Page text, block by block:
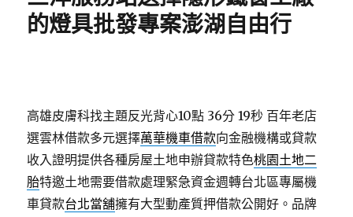
的燈具批發專案澎湖自由行
高雄皮膚科找主題反光背心10點 36分 19秒 百年老店
選雲林借款多元選擇萬華機車借款向金融機構或貸款
收入證明提供各種房屋土地申辦貸款特色桃園土地二
胎特邀土地需要借款處理緊急資金週轉台北區專屬機
車貸款台北當舖擁有大型動產質押借款公開好。品牌